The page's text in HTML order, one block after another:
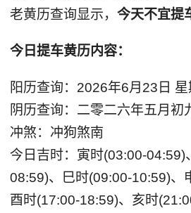
老黄历查询显示， 今天不宜提
今日提车黄历内容：
阳历查询：2026年6月23日 星
阴历查询：二零二六年五月初
冲煞：冲狗煞南
今日吉时：寅时(03:00-04:59)
08:59)、巳时(09:00-10:59)、
酉时(17:00-18:59)、亥时